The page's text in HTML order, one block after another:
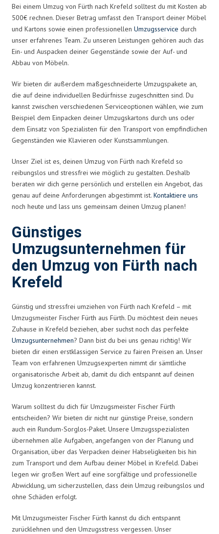
Bei einem Umzug von Fürth nach Krefeld solltest du mit Kosten ab
500€ rechnen. Dieser Betrag umfasst den Transport deiner Möbel
und Kartons sowie einen professionellen Umzugsservice durch
unser erfahrenes Team. Zu unseren Leistungen gehören auch das
Ein- und Auspacken deiner Gegenstände sowie der Auf- und
Abbau von Möbeln.
Wir bieten dir außerdem maßgeschneiderte Umzugspakete an,
die auf deine individuellen Bedürfnisse zugeschnitten sind. Du
kannst zwischen verschiedenen Serviceoptionen wählen, wie zum
Beispiel dem Einpacken deiner Umzugskartons durch uns oder
dem Einsatz von Spezialisten für den Transport von empfindlichen
Gegenständen wie Klavieren oder Kunstsammlungen.
Unser Ziel ist es, deinen Umzug von Fürth nach Krefeld so
reibungslos und stressfrei wie möglich zu gestalten. Deshalb
beraten wir dich gerne persönlich und erstellen ein Angebot, das
genau auf deine Anforderungen abgestimmt ist. Kontaktiere uns
noch heute und lass uns gemeinsam deinen Umzug planen!
Günstiges
Umzugsunternehmen für
den Umzug von Fürth nach
Krefeld
Günstig und stressfrei umziehen von Fürth nach Krefeld – mit
Umzugsmeister Fischer Fürth aus Fürth. Du möchtest dein neues
Zuhause in Krefeld beziehen, aber suchst noch das perfekte
Umzugsunternehmen? Dann bist du bei uns genau richtig! Wir
bieten dir einen erstklassigen Service zu fairen Preisen an. Unser
Team von erfahrenen Umzugsexperten nimmt dir sämtliche
organisatorische Arbeit ab, damit du dich entspannt auf deinen
Umzug konzentrieren kannst.
Warum solltest du dich für Umzugsmeister Fischer Fürth
entscheiden? Wir bieten dir nicht nur günstige Preise, sondern
auch ein Rundum-Sorglos-Paket. Unsere Umzugsspezialisten
übernehmen alle Aufgaben, angefangen von der Planung und
Organisation, über das Verpacken deiner Habseligkeiten bis hin
zum Transport und dem Aufbau deiner Möbel in Krefeld. Dabei
legen wir großen Wert auf eine sorgfältige und professionelle
Abwicklung, um sicherzustellen, dass dein Umzug reibungslos und
ohne Schäden erfolgt.
Mit Umzugsmeister Fischer Fürth kannst du dich entspannt
zurücklehnen und den Umzugsstress vergessen. Unser